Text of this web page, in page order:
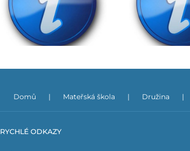
Obědy do škol
Domů Mateřská škola Družina
RYCHLÉ ODKAZY